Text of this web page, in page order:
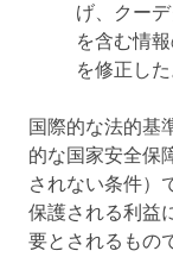
げ、クー
を含む情
を修正した
国際的な法的基
的な国家安全保
されない条件）
保護される利益
要とされるもの